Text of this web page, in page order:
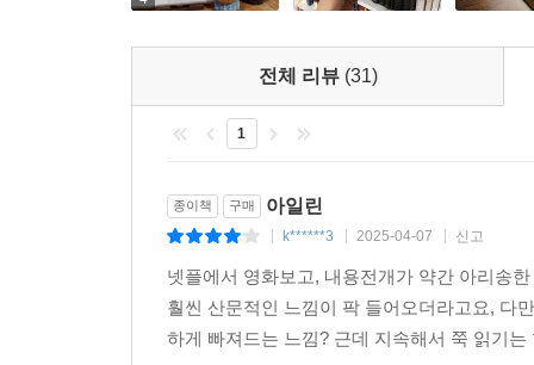
집을 나오면서 유혹을 느낀 대로 현관문을 세게
곳으로 내리박혀 심장을 정통으로 찌르는 상상
내려가?나는 이런 것들을 상상해보기를 좋아
조심스럽게 문을 닫았다. 정말로 죽고 싶지는 않았
적어지리라 진심으로 믿었다. 어머니의 옷을 입
게을리하지 않으려고. 말했듯이 나에겐 어머니
두 되어 있었다. _본문 263p
한 젊은 여성의 불균형과 미성숙, 우울과 의뭉
술책 부리기를 거부하며 전적으로 새로운 무언가
오테사 모시페그의 언어 구사력은 뛰어나다. 그
훌륭하게 써낸 작품이다.
- 커커스 리뷰
매력적으로 불안하다. 기분좋게 음침하다. 즐
떠오른 모순적 감상들이다. 작가가 부린 어두운
- NPR
망가진 가족의 왜곡과 공모를 포착한 걸작.
전체 리뷰 (31)
1
종이책 구매 아일린
k******3 2025-04-07 신고
넷플에서 영화보고, 내용전개가 약간 아리송
훨씬 산문적인 느낌이 팍 들어오더라고요, 다
하게 빠져드는 느낌? 근데 지속해서 쭉 읽기